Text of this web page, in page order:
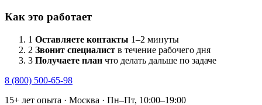
Как это работает
1 Оставляете контакты 1–2 минуты
2 Звонит специалист в течение рабочего дня
3 Получаете план что делать дальше по задаче
8 (800) 500-65-98
15+ лет опыта · Москва · Пн–Пт, 10:00–19:00